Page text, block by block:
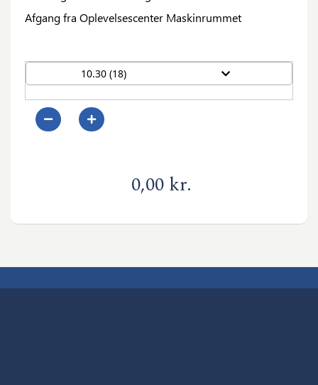
Afgang fra Oplevelsescenter Maskinrummet
10.30 (18)
0,00 kr.